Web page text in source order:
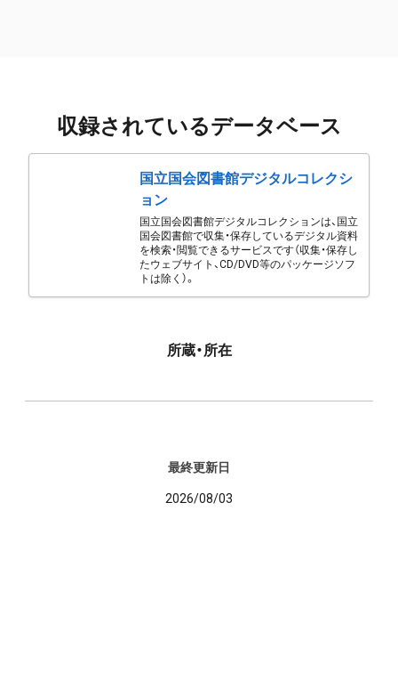
収録されているデータベース
国立国会図書館デジタルコレクシ
ョン
国立国会図書館デジタルコレクションは、国立
国会図書館で収集・保存しているデジタル資料
を検索・閲覧できるサービスです（収集・保存し
たウェブサイト、CD/DVD等のパッケージソフ
トは除く）。
所蔵・所在
最終更新日
2026/08/03